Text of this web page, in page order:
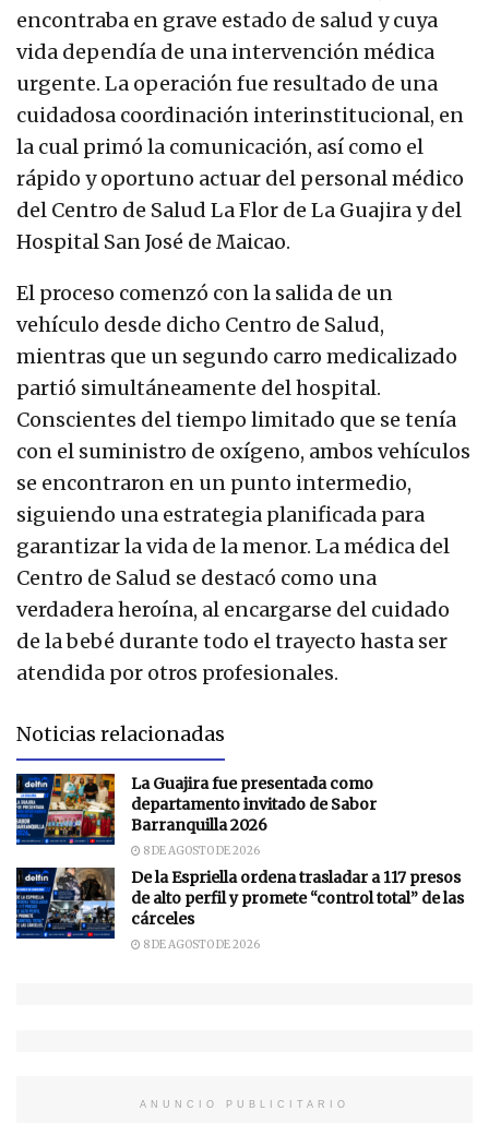
encontraba en grave estado de salud y cuya
vida dependía de una intervención médica
urgente. La operación fue resultado de una
cuidadosa coordinación interinstitucional, en
la cual primó la comunicación, así como el
rápido y oportuno actuar del personal médico
del Centro de Salud La Flor de La Guajira y del
Hospital San José de Maicao.
El proceso comenzó con la salida de un
vehículo desde dicho Centro de Salud,
mientras que un segundo carro medicalizado
partió simultáneamente del hospital.
Conscientes del tiempo limitado que se tenía
con el suministro de oxígeno, ambos vehículos
se encontraron en un punto intermedio,
siguiendo una estrategia planificada para
garantizar la vida de la menor. La médica del
Centro de Salud se destacó como una
verdadera heroína, al encargarse del cuidado
de la bebé durante todo el trayecto hasta ser
atendida por otros profesionales.
Noticias relacionadas
La Guajira fue presentada como
departamento invitado de Sabor
Barranquilla 2026
8 DE AGOSTO DE 2026
De la Espriella ordena trasladar a 117 presos
de alto perfil y promete “control total” de las
cárceles
8 DE AGOSTO DE 2026
ANUNCIO PUBLICITARIO